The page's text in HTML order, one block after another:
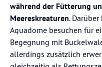
während der Fütterung
Meereskreaturen.
Aquadome besuchen für
Begegnung mit
allerdings zusätzlich